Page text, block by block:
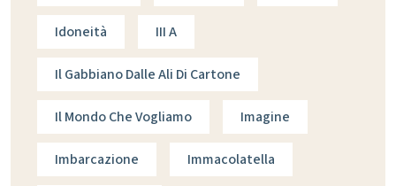
Idoneità III A
Il Gabbiano Dalle Ali Di Cartone
Il Mondo Che Vogliamo Imagine
Imbarcazione Immacolatella